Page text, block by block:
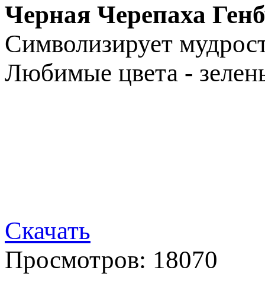
Черная Черепаха
Символизирует
Любимые цвета -
Скачать
Просмотров: 18070